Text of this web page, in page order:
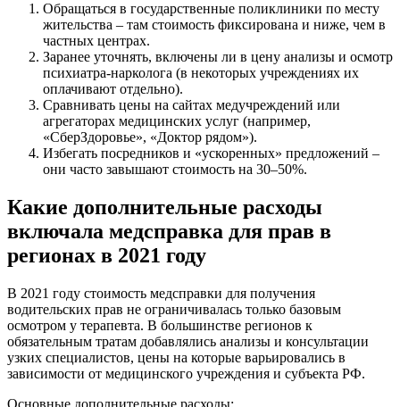
Обращаться в государственные поликлиники по месту
жительства – там стоимость фиксирована и ниже, чем в
частных центрах.
Заранее уточнять, включены ли в цену анализы и осмотр
психиатра-нарколога (в некоторых учреждениях их
оплачивают отдельно).
Сравнивать цены на сайтах медучреждений или
агрегаторах медицинских услуг (например,
«СберЗдоровье», «Доктор рядом»).
Избегать посредников и «ускоренных» предложений –
они часто завышают стоимость на 30–50%.
Какие дополнительные расходы
включала медсправка для прав в
регионах в 2021 году
В 2021 году стоимость медсправки для получения
водительских прав не ограничивалась только базовым
осмотром у терапевта. В большинстве регионов к
обязательным тратам добавлялись анализы и консультации
узких специалистов, цены на которые варьировались в
зависимости от медицинского учреждения и субъекта РФ.
Основные дополнительные расходы: